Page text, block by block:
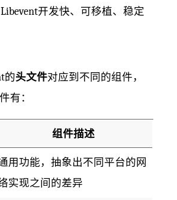
开发快、可移植、稳定
的头文件对应到不同的组件，
有：
组件描述
用功能，抽象出不同平台的网
实现之间的差异